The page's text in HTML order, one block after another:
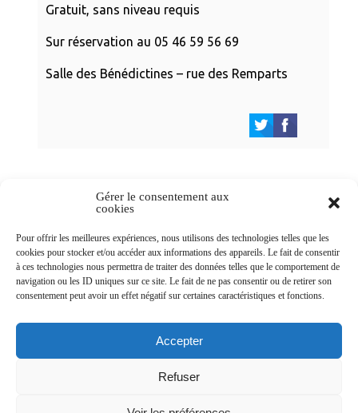
Gérer le consentement aux
cookies
Pour offrir les meilleures expériences, nous utilisons des technologies telles que les
cookies pour stocker et/ou accéder aux informations des appareils. Le fait de consentir
à ces technologies nous permettra de traiter des données telles que le comportement de
navigation ou les ID uniques sur ce site. Le fait de ne pas consentir ou de retirer son
consentement peut avoir un effet négatif sur certaines caractéristiques et fonctions.
Accepter
Refuser
Gratuit, sans niveau requis
Sur réservation au 05 46 59 56 69
Salle des Bénédictines – rue des Remparts
Newsletters
Abonnez-vous à la newsletter
>
© Ville de Saint-Jean-d'Angély 2026